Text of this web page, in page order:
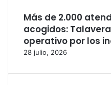
Más de 2.000
acogidos:
operativo por los
28 julio, 2026